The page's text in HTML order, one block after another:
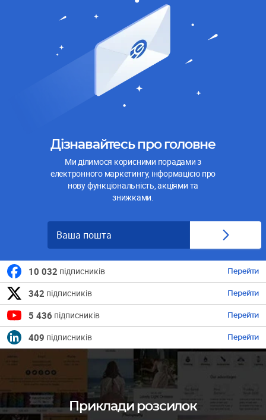
Дізнавайтесь про головне
Ми ділимося корисними порадами з
електронного маркетингу, інформацією про
нову функціональність, акціями та
знижками.
10 032 підписників Перейти
342 підписників Перейти
5 436 підписників Перейти
409 підписників Перейти
Приклади розсилок